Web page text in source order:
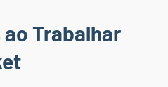
Trabalhar